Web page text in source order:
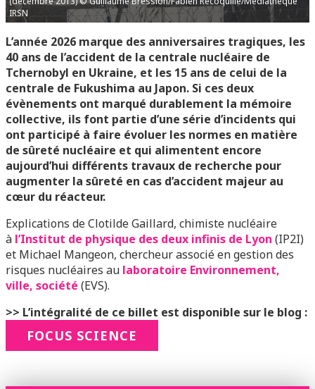
IRSN
L’année 2026 marque des anniversaires tragiques, les
40 ans de l’accident de la centrale nucléaire de
Tchernobyl en Ukraine, et les 15 ans de celui de la
centrale de Fukushima au Japon. Si ces deux
évènements ont marqué durablement la mémoire
collective, ils font partie d’une série d’incidents qui
ont participé à faire évoluer les normes en matière
de sûreté nucléaire et qui alimentent encore
aujourd’hui différents travaux de recherche pour
augmenter la sûreté en cas d’accident majeur au
cœur du réacteur.
Explications de Clotilde Gaillard, chimiste nucléaire
à l’Institut de physique des deux infinis de Lyon (IP2I)
et Michael Mangeon, chercheur associé en gestion des
risques nucléaires au laboratoire Environnement,
ville, société (EVS).
>> L’intégralité de ce billet est disponible sur le blog :
FOCUS SCIENCE